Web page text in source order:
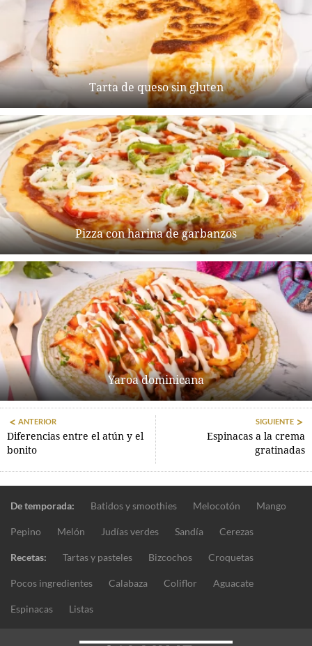
Tarta de queso sin gluten
Pizza con harina de garbanzos
Yaroa dominicana
ANTERIOR
Diferencias entre el atún y el
bonito
SIGUIENTE
Espinacas a la crema
gratinadas
De temporada: Batidos y smoothies Melocotón Mango
Pepino Melón Judías verdes Sandía Cerezas
Recetas: Tartas y pasteles Bizcochos Croquetas
Pocos ingredientes Calabaza Coliflor Aguacate
Espinacas Listas